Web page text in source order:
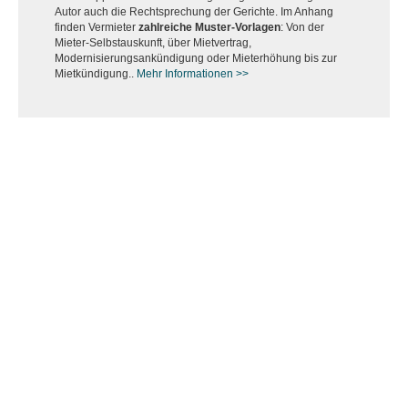
Autor auch die Rechtsprechung der Gerichte. Im Anhang
finden Vermieter zahlreiche Muster-Vorlagen: Von der
Mieter-Selbstauskunft, über Mietvertrag,
Modernisierungsankündigung oder Mieterhöhung bis zur
Mietkündigung.. Mehr Informationen >>